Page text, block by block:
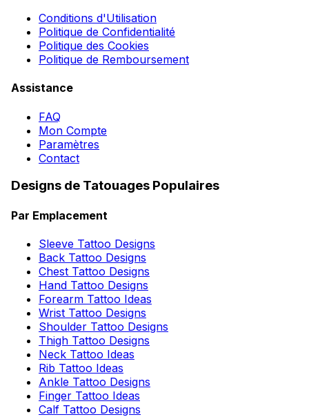
Conditions d'Utilisation
Politique de Confidentialité
Politique des Cookies
Politique de Remboursement
Assistance
FAQ
Mon Compte
Paramètres
Contact
Designs de Tatouages Populaires
Par Emplacement
Sleeve Tattoo Designs
Back Tattoo Designs
Chest Tattoo Designs
Hand Tattoo Designs
Forearm Tattoo Ideas
Wrist Tattoo Designs
Shoulder Tattoo Designs
Thigh Tattoo Designs
Neck Tattoo Ideas
Rib Tattoo Ideas
Ankle Tattoo Designs
Finger Tattoo Ideas
Calf Tattoo Designs